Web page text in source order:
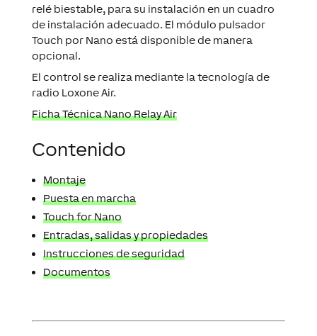
relé biestable, para su instalación en un cuadro
de instalación adecuado. El módulo pulsador
Touch por Nano está disponible de manera
opcional.
El control se realiza mediante la tecnología de
radio Loxone Air.
Ficha Técnica Nano Relay Air
Contenido
Montaje
Puesta en marcha
Touch for Nano
Entradas, salidas y propiedades
Instrucciones de seguridad
Documentos